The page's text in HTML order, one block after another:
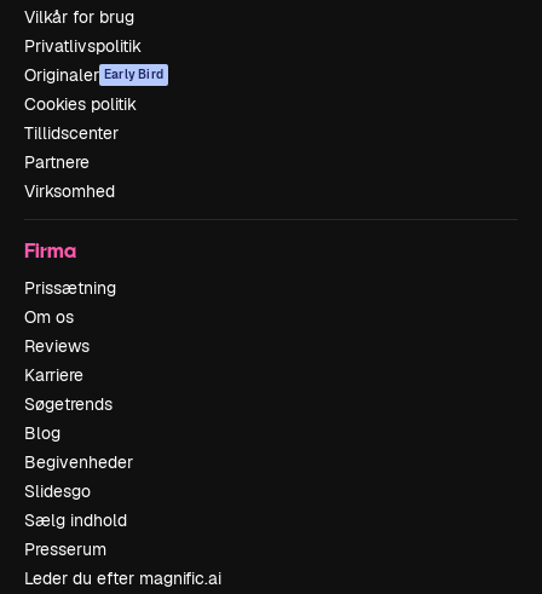
Vilkår for brug
Privatlivspolitik
Originaler Early Bird
Cookies politik
Tillidscenter
Partnere
Virksomhed
Firma
Prissætning
Om os
Reviews
Karriere
Søgetrends
Blog
Begivenheder
Slidesgo
Sælg indhold
Presserum
Leder du efter magnific.ai